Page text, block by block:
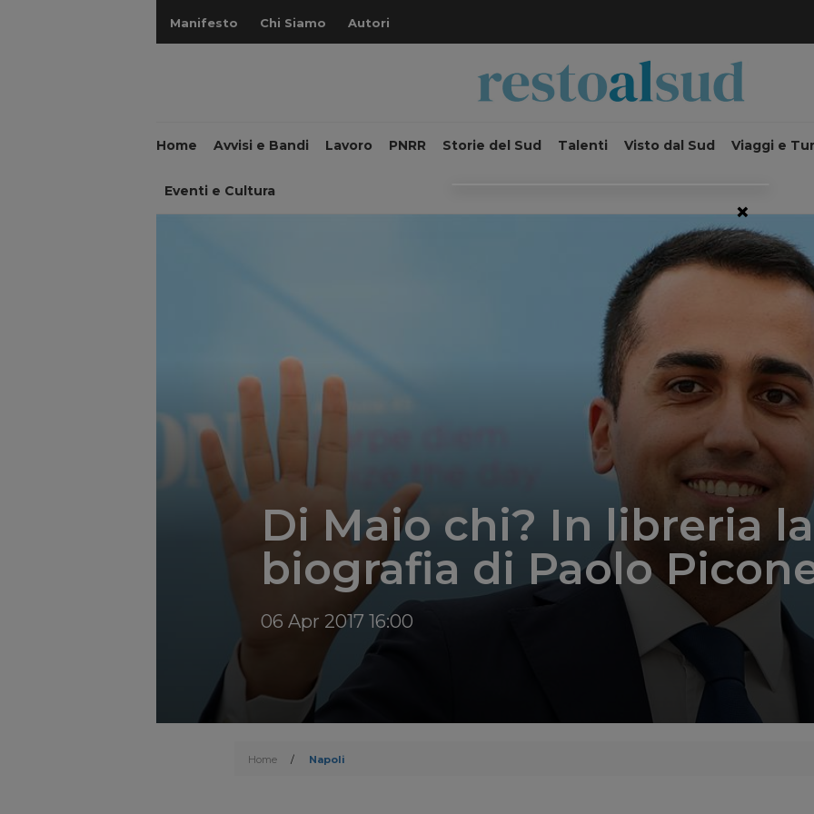
Manifesto Chi Siamo Autori
Home Avvisi e Bandi Lavoro PNRR Storie del Sud Talenti Visto dal Sud Viaggi e
Eventi e Cultura
Di Maio chi? In libreria la
biografia di Paolo
06 Apr 2017 16:00
Home / Napoli
×